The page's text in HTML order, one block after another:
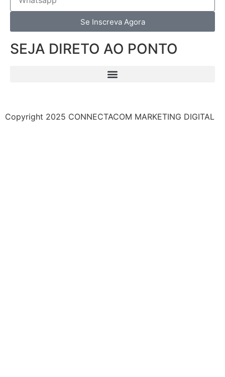
Se Inscreva Agora
SEJA DIRETO AO PONTO
Copyright 2025 CONNECTACOM MARKETING DIGITAL